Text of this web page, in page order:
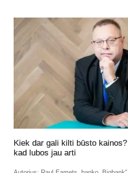
Kiek dar gali kilti būsto
kad lubos jau arti